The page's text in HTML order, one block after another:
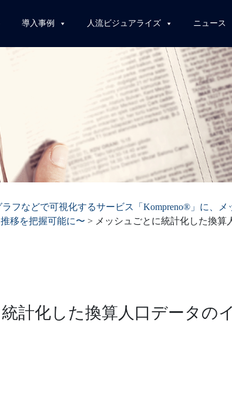
導入事例 人流ビジュアライズ ニュース
フなどで可視化するサービス「Kompreno®︎」に、
移を把握可能に〜 > メッシュごとに統計化した換算
計化した換算人口データの